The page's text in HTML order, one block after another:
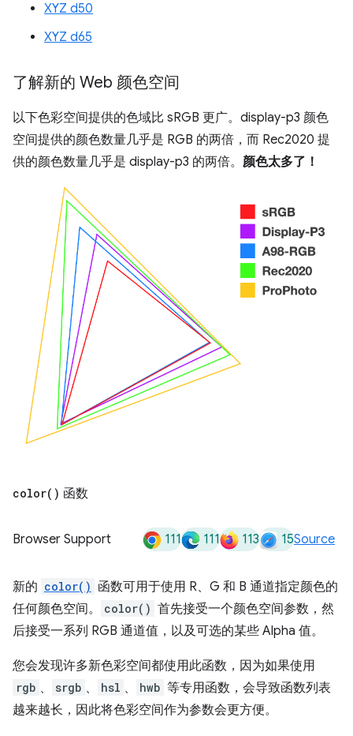
XYZ d50
XYZ d65
了解新的 Web 颜色空间
以下色彩空间提供的色域比 sRGB 更广。display-p3 颜色
空间提供的颜色数量几乎是 RGB 的两倍，而 Rec2020 提
供的颜色数量几乎是 display-p3 的两倍。 颜色太多了！
color( ) 函数
Browser Support 111 111 113 15Source
新的 color() 函数可用于使用 R、G 和 B 通道指定颜色的
任何颜色空间。
color() 首先接受一个颜色空间参数，然
后接受一系列 RGB 通道值，以及可选的某些 Alpha 值。
您会发现许多新色彩空间都使用此函数，因为如果使用
rgb 、 srgb 、 hsl 、 hwb 等专用函数，会导致函数列表
越来越长，因此将色彩空间作为参数会更方便。